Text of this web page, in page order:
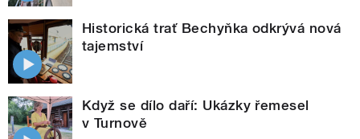
Historická trať Bechyňka odkrývá nová
tajemství
Když se dílo daří: Ukázky řemesel
v Turnově